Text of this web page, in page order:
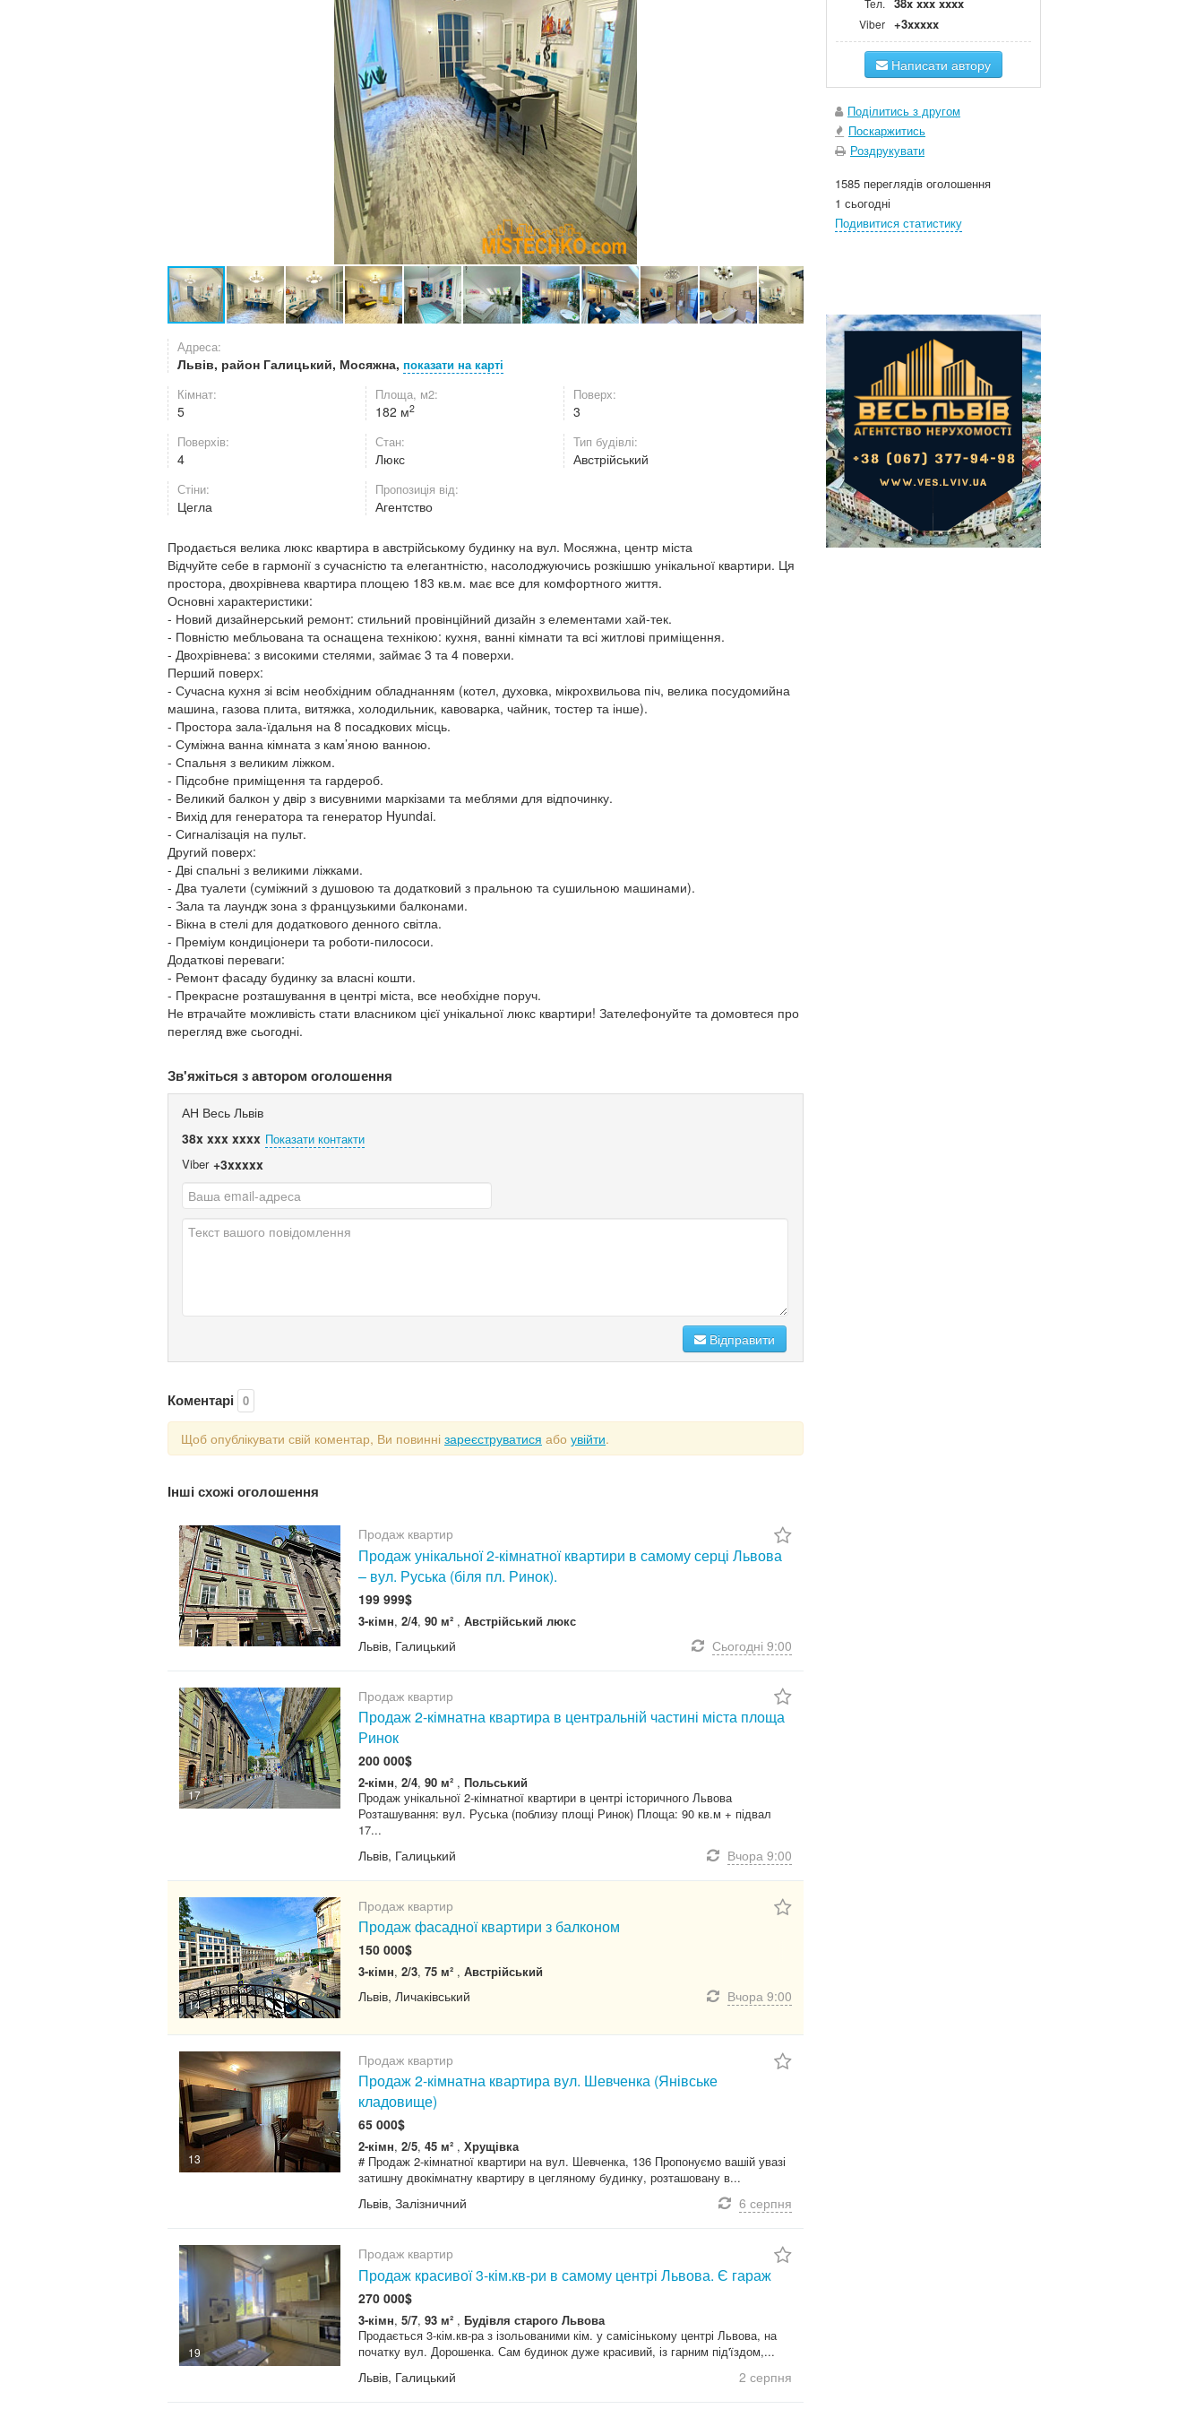
Адреса:
Львів, район Галицький, Мосяжна, показати на карті
Кімнат:
5
Площа, м2:
182 м2
Поверх:
3
Поверхів:
4
Стан:
Люкс
Тип будівлі:
Австрійський
Стіни:
Цегла
Пропозиція від:
Агентство
Продається велика люкс квартира в австрійському будинку на вул. Мосяжна, центр міста
Відчуйте себе в гармонії з сучасністю та елегантністю, насолоджуючись розкішшю унікальної квартири. Ця
простора, двохрівнева квартира площею 183 кв.м. має все для комфортного життя.
Основні характеристики:
- Новий дизайнерський ремонт: стильний провінційний дизайн з елементами хай-тек.
- Повністю мебльована та оснащена технікою: кухня, ванні кімнати та всі житлові приміщення.
- Двохрівнева: з високими стелями, займає 3 та 4 поверхи.
Перший поверх:
- Сучасна кухня зі всім необхідним обладнанням (котел, духовка, мікрохвильова піч, велика посудомийна
машина, газова плита, витяжка, холодильник, кавоварка, чайник, тостер та інше).
- Простора зала-їдальня на 8 посадкових місць.
- Суміжна ванна кімната з кам’яною ванною.
- Спальня з великим ліжком.
- Підсобне приміщення та гардероб.
- Великий балкон у двір з висувними маркізами та меблями для відпочинку.
- Вихід для генератора та генератор Hyundai.
- Сигналізація на пульт.
Другий поверх:
- Дві спальні з великими ліжками.
- Два туалети (суміжний з душовою та додатковий з пральною та сушильною машинами).
- Зала та лаундж зона з французькими балконами.
- Вікна в стелі для додаткового денного світла.
- Преміум кондиціонери та роботи-пилососи.
Додаткові переваги:
- Ремонт фасаду будинку за власні кошти.
- Прекрасне розташування в центрі міста, все необхідне поруч.
Не втрачайте можливість стати власником цієї унікальної люкс квартири! Зателефонуйте та домовтеся про
перегляд вже сьогодні.
Зв'яжіться з автором оголошення
АН Весь Львів
38x xxx xxxx Показати контакти
Viber +3xxxxx
Відправити
Коментарі 0
Щоб опублікувати свій коментар, Ви повинні зареєструватися або увійти.
Інші схожі оголошення
11
Продаж квартир
Продаж унікальної 2-кімнатної квартири в самому серці Львова
– вул. Руська (біля пл. Ринок).
199 999$
3-кімн, 2/4, 90 м² , Австрійський люкс
Львів, Галицький Сьогодні 9:00
17
Продаж квартир
Продаж 2-кімнатна квартира в центральній частині міста площа
Ринок
200 000$
2-кімн, 2/4, 90 м² , Польський
Продаж унікальної 2-кімнатної квартири в центрі історичного Львова
Розташування: вул. Руська (поблизу площі Ринок) Площа: 90 кв.м + підвал
17...
Львів, Галицький Вчора 9:00
14
Продаж квартир
Продаж фасадної квартири з балконом
150 000$
3-кімн, 2/3, 75 м² , Австрійський
Львів, Личаківський Вчора 9:00
13
Продаж квартир
Продаж 2-кімнатна квартира вул. Шевченка (Янівське
кладовище)
65 000$
2-кімн, 2/5, 45 м² , Хрущівка
# Продаж 2-кімнатної квартири на вул. Шевченка, 136 Пропонуємо вашій увазі
затишну двокімнатну квартиру в цегляному будинку, розташовану в...
Львів, Залізничний 6 серпня
19
Продаж квартир
Продаж красивої 3-кім.кв-ри в самому центрі Львова. Є гараж
270 000$
3-кімн, 5/7, 93 м² , Будівля старого Львова
Продається 3-кім.кв-ра з ізольованими кім. у самісінькому центрі Львова, на
початку вул. Дорошенка. Сам будинок дуже красивий, із гарним під'їздом,...
Львів, Галицький 2 серпня
Тел. 38x xxx xxxx
Viber +3xxxxx
Написати автору
Поділитись з другом
Поскаржитись
Роздрукувати
1585 переглядів оголошення
1 сьогодні
Подивитися статистику